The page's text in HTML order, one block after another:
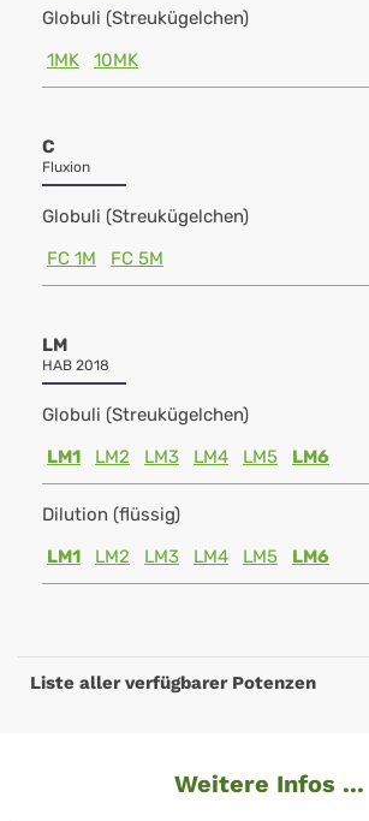
Globuli (Streukügelchen)
1MK
10MK
C
Fluxion
Globuli (Streukügelchen)
FC 1M
FC 5M
LM
HAB 2018
Globuli (Streukügelchen)
LM1
LM2 LM3 LM4 LM5 LM6
Dilution (flüssig)
LM1
LM2 LM3 LM4 LM5 LM6
Liste aller verfügbarer Potenzen
Weitere Infos ...